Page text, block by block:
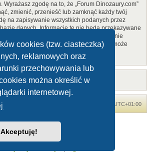
cookies (tzw. ciasteczka)
reklamowych oraz
przechowywania lub
można określić w
internetowej.
Akceptuję!
Wyrażasz zgodę na to, że „Forum Dinozaury.com”
zmienić, przenieść lub zamknąć każdy twój
na zapisywanie wszystkich podanych przez
danych. Informacje te nie będą przekazywane
ani „Forum Dinozaury.com”, ani phpBB nie
włamania do witryny, podczas których może
UTC+01:00
Dinozaury.com© 2006-2020
phpBB® Forum Software © phpBB Limited
pakiet językowy dostarcza